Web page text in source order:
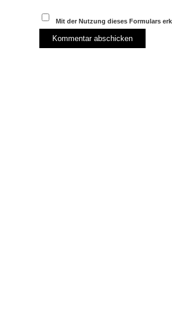
Mit der Nutzung dieses Formulars